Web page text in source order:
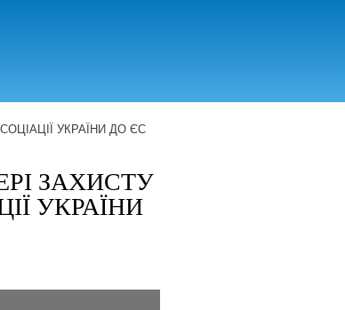
УКРАЇНИ ДО ЄС
ЗАХИСТУ
УКРАЇНИ